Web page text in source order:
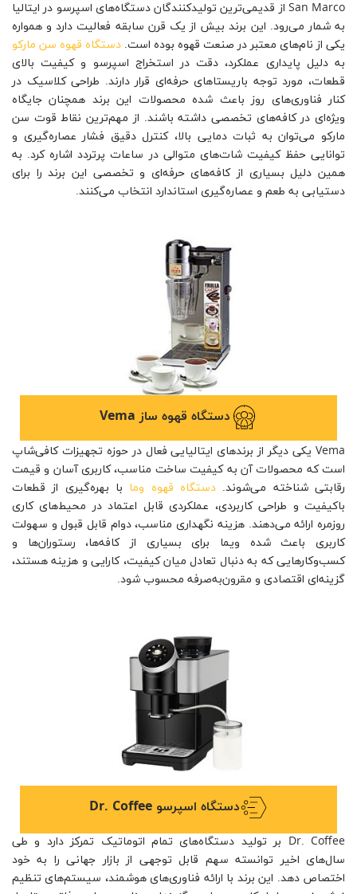
San Marco از قدیمی‌ترین تولیدکنندگان دستگاه‌های اسپرسو در ایتالیا
به شمار می‌رود. این برند بیش از یک قرن سابقه فعالیت دارد و همواره
یکی از نام‌های معتبر در صنعت قهوه بوده است. دستگاه قهوه سن مارکو
به دلیل پایداری عملکرد، دقت در استخراج اسپرسو و کیفیت بالای
قطعات، مورد توجه باریستاهای حرفه‌ای قرار دارند. طراحی کلاسیک در
کنار فناوری‌های روز باعث شده محصولات این برند همچنان جایگاه
ویژه‌ای در کافه‌های تخصصی داشته باشند. از مهم‌ترین نقاط قوت سن
مارکو می‌توان به ثبات دمایی بالا، کنترل دقیق فشار عصاره‌گیری و
توانایی حفظ کیفیت شات‌های متوالی در ساعات پرتردد اشاره کرد. به
همین دلیل بسیاری از کافه‌های حرفه‌ای و تخصصی این برند را برای
دستیابی به طعم و عصاره‌گیری استاندارد انتخاب می‌کنند.
دستگاه قهوه ساز Vema
Vema یکی دیگر از برندهای ایتالیایی فعال در حوزه تجهیزات کافی‌شاپ
است که محصولات آن به کیفیت ساخت مناسب، کاربری آسان و قیمت
رقابتی شناخته می‌شوند. دستگاه قهوه وما با بهره‌گیری از قطعات
باکیفیت و طراحی کاربردی، عملکردی قابل اعتماد در محیط‌های کاری
روزمره ارائه می‌دهند. هزینه نگهداری مناسب، دوام قابل قبول و سهولت
کاربری باعث شده ویما برای بسیاری از کافه‌ها، رستوران‌ها و
کسب‌وکارهایی که به دنبال تعادل میان کیفیت، کارایی و هزینه هستند،
گزینه‌ای اقتصادی و مقرون‌به‌صرفه محسوب شود.
دستگاه اسپرسو Dr. Coffee
Dr. Coffee بر تولید دستگاه‌های تمام اتوماتیک تمرکز دارد و طی
سال‌های اخیر توانسته سهم قابل توجهی از بازار جهانی را به خود
اختصاص دهد. این برند با ارائه فناوری‌های هوشمند، سیستم‌های تنظیم